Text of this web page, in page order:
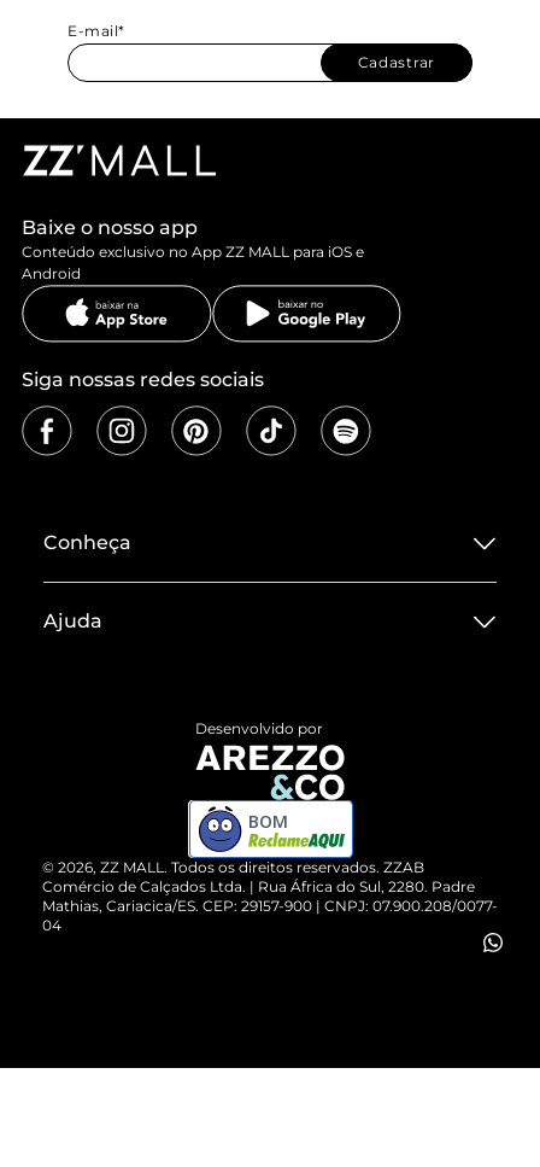
E-mail*
Cadastrar
Baixe o nosso app
Conteúdo exclusivo no App ZZ MALL para iOS e
Android
Siga nossas redes sociais
Conheça
Termos de Uso
ZZ MALL é confiável
Cartão Presente
Vendas Corporativas
Ajuda
Devolução do Produto
Compre pelo WhatsApp
© 2026, ZZ MALL. Todos os direitos reservados. ZZAB
Comércio de Calçados Ltda. | Rua África do Sul, 2280. Padre
Mathias, Cariacica/ES. CEP: 29157-900 | CNPJ: 07.900.208/0077-
04
Desenvolvido por
BOM